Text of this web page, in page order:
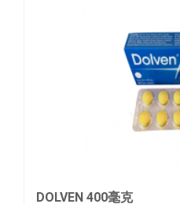
DOLVEN 400毫克